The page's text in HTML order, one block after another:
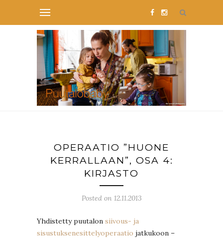
OPERAATIO ”HUONE
KERRALLAAN”, OSA 4:
KIRJASTO
Posted on 12.11.2013
Yhdistetty puutalon siivous- ja
sisustuksenesittelyoperaatio jatkukoon –